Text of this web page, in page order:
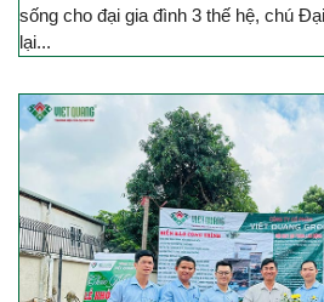
sống cho đại gia đình 3 thế hệ, chú
lại...